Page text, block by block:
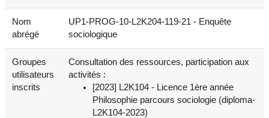
Nom
abrégé
UP1-PROG-10-L2K204-119-21 - Enquête
sociologique
Groupes
utilisateurs
inscrits
Consultation des ressources, participation aux
activités :
[2023] L2K104 - Licence 1ère année
Philosophie parcours sociologie (diploma-
L2K104-2023)